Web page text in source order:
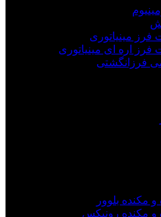
فرز مینیاتوری
فرز اره ای مینیاتوری
فرزانگشتی
مکنده بلوور
و مکنده رونیکس